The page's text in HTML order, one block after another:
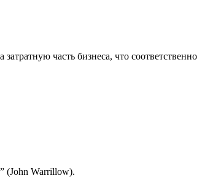
часть бизнеса, что соответственно
(John Warrillow).